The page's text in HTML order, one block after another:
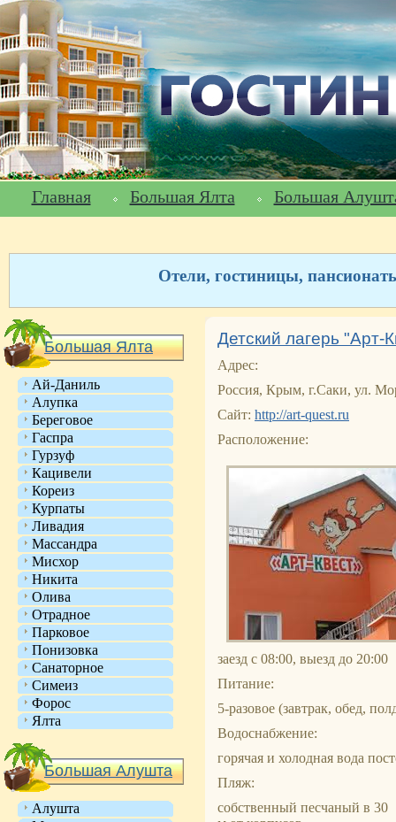
Главная Большая Ялта Большая
Отели, гостиницы,
Большая Ялта
Ай-Даниль
Алупка
Береговое
Гаспра
Гурзуф
Кацивели
Кореиз
Курпаты
Ливадия
Массандра
Мисхор
Никита
Олива
Отрадное
Парковое
Понизовка
Санаторное
Симеиз
Форос
Ялта
Большая Алушта
Алушта
Детский лагерь "Арт-
Адрес:
Россия, Крым, г.Саки, ул.
Сайт: http://art-quest.ru
Расположение:
заезд с 08:00, выезд до 20:00
Питание:
5-разовое (завтрак, обед,
Водоснабжение:
горячая и холодная вода
Пляж:
собственный песчаный в 30